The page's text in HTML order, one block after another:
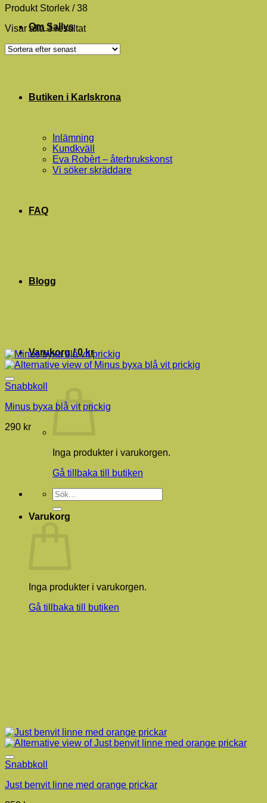
Om Sallys
Butiken i Karlskrona
Inlämning
Kundkväll
Eva Robèrt – återbrukskonst
Vi söker skräddare
FAQ
Blogg
Varukorg /0kr
Inga produkter i varukorgen.
Gå tillbaka till butiken
Sök
efter:
Varukorg
Inga produkter i varukorgen.
Gå tillbaka till butiken
Produkt Storlek /38
Visar alla 3 resultatSortera
senaste
Snabbkoll
Minus byxa blå vit prickig
290 kr
Snabbkoll
Just benvit linne med orange prickar